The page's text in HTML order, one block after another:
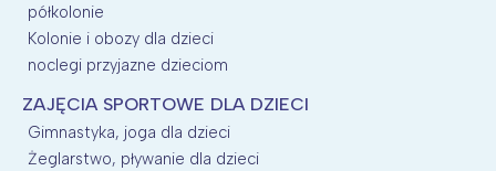
półkolonie
Kolonie i obozy dla dzieci
noclegi przyjazne dzieciom
ZAJĘCIA SPORTOWE DLA DZIECI
Gimnastyka, joga dla dzieci
Żeglarstwo, pływanie dla dzieci